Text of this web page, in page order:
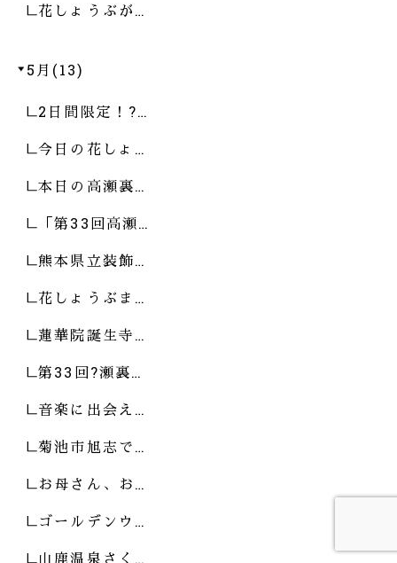
花しょうぶが…
5月(13)
2日間限定！?…
今日の花しょ…
本日の高瀬裏…
「第33回高瀬…
熊本県立装飾…
花しょうぶま…
蓮華院誕生寺…
第33回?瀬裏…
音楽に出会え…
菊池市旭志で…
お母さん、お…
ゴールデンウ…
山鹿温泉さく…